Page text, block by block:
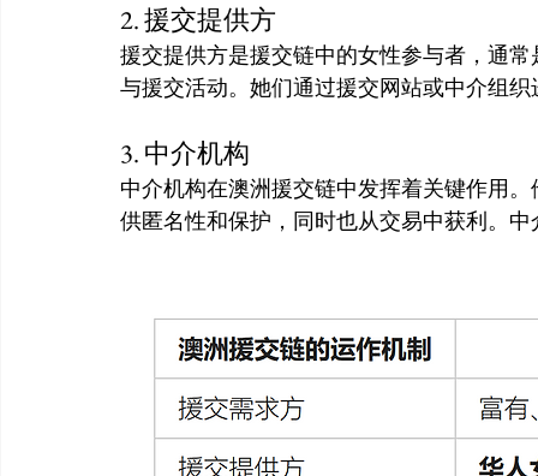
2. 援交提供方
援交提供方是援交链中的女性参与者，通
与援交活动。她们通过援交网站或中介组
3. 中介机构
中介机构在澳洲援交链中发挥着关键作用
供匿名性和保护，同时也从交易中获利。